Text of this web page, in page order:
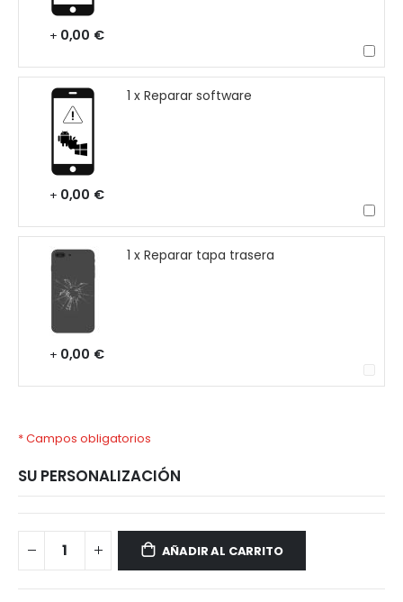
+ 0,00 €
1 x Reparar software
+ 0,00 €
1 x Reparar tapa trasera
+ 0,00 €
* Campos obligatorios
SU PERSONALIZACIÓN
AÑADIR AL CARRITO